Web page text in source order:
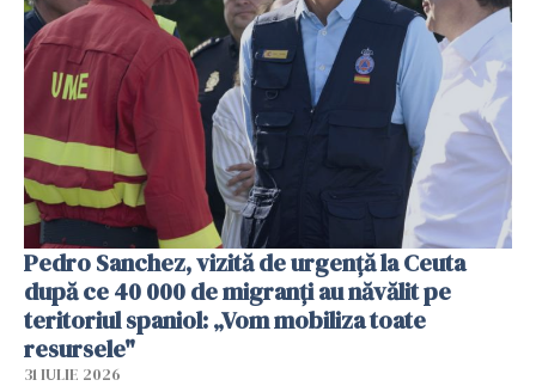
Pedro Sanchez, vizită de urgență la Ceuta
după ce 40 000 de migranți au năvălit pe
teritoriul spaniol: „Vom mobiliza toate
resursele"
31 IULIE 2026